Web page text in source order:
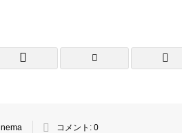
コメント: 0